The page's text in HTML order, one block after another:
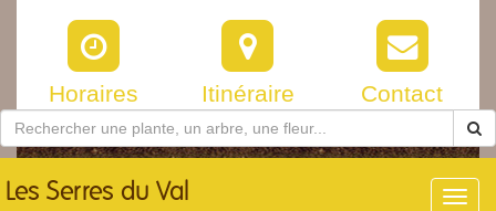
Horaires Itinéraire Contact
Les Serres du Val